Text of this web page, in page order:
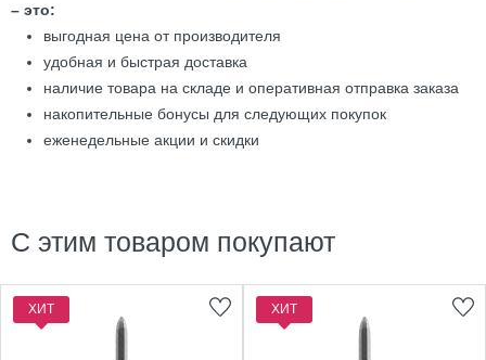
– это:
выгодная цена от производителя
удобная и быстрая доставка
наличие товара на складе и оперативная отправка заказа
накопительные бонусы для следующих покупок
еженедельные акции и скидки
С этим товаром покупают
ХИТ ХИТ